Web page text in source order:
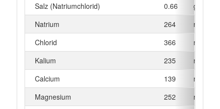
Salz (Natriumchlorid)
0.66
g
Natrium
264
mg
Chlorid
366
mg
Kalium
235
mg
Calcium
139
mg
Magnesium
252
mg